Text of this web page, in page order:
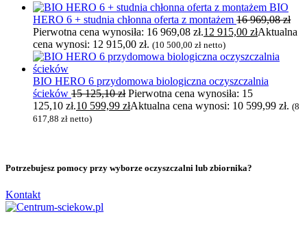
BIO
HERO 6 + studnia chłonna oferta z montażem 16 969,08zł
Pierwotna cena wynosiła: 16 969,08 zł.12 915,00 złAktualna
cena wynosi: 12 915,00 zł. (10 500,00 zł netto)
BIO HERO 6 przydomowa biologiczna oczyszczalnia
ścieków 15 125,10zł Pierwotna cena wynosiła: 15
125,10 zł.10 599,99 złAktualna cena wynosi: 10 599,99 zł. (8
617,88 zł netto)
Potrzebujesz pomocy przy wyborze oczyszczalni lub zbiornika?
Kontakt